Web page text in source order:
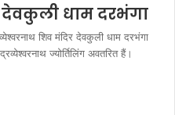
देवकुली धाम दरभंगा
शिव मंदिर देवकुली धाम दरभंगा
ज्योर्तिलिंग अवतरित हैं।